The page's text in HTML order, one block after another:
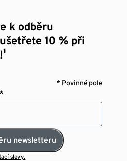
k odběru
10 % při
* Povinné pole
newsletteru
slevy.